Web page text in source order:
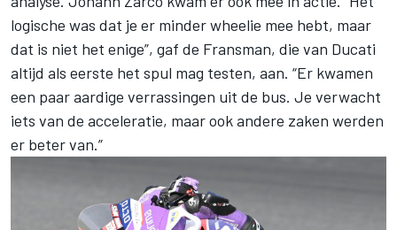
logische was dat je er minder wheelie mee hebt, maar
dat is niet het enige”, gaf de Fransman, die van Ducati
altijd als eerste het spul mag testen, aan. “Er kwamen
een paar aardige verrassingen uit de bus. Je verwacht
iets van de acceleratie, maar ook andere zaken werden
er beter van.”